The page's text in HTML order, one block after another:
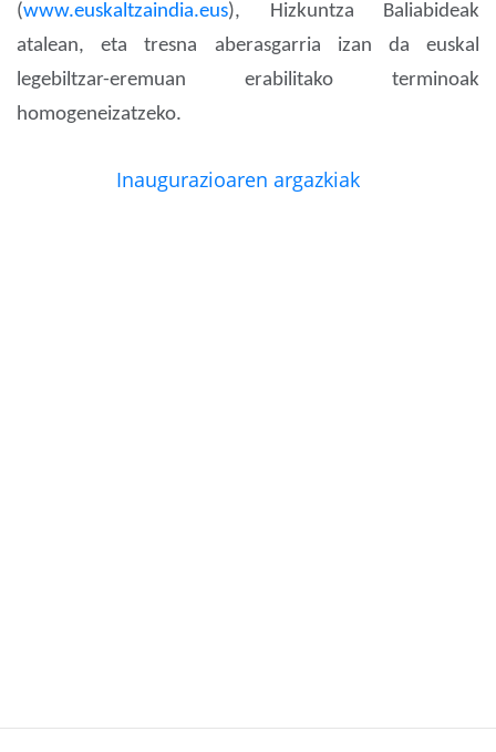
(www.euskaltzaindia.eus), Hizkuntza Baliabideak
atalean, eta tresna aberasgarria izan da euskal
legebiltzar-eremuan erabilitako terminoak
homogeneizatzeko.
Inaugurazioaren argazkiak